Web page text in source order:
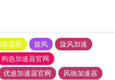
度器 旋风
旋风加速
狗急加速器官网
优途加速器官网 风驰加速器